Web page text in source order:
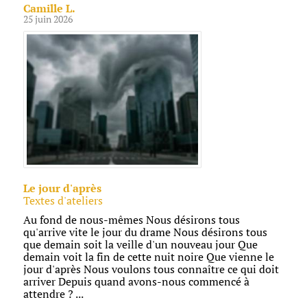
Camille L.
25 juin 2026
Le jour d'après
Textes d'ateliers
Au fond de nous-mêmes Nous désirons tous
qu'arrive vite le jour du drame Nous désirons tous
que demain soit la veille d'un nouveau jour Que
demain voit la fin de cette nuit noire Que vienne le
jour d'après Nous voulons tous connaître ce qui doit
arriver Depuis quand avons-nous commencé à
attendre ? ...